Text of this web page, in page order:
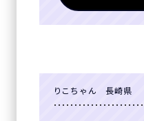
りこちゃん 長崎県